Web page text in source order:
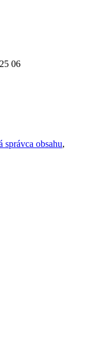
06
správca obsahu,